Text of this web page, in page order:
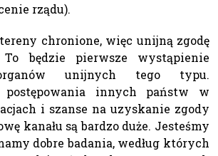
rządu).
chronione, więc unijną zgodę
będzie pierwsze wystąpienie
unijnych tego typu.
postępowania innych państw w
i szanse na uzyskanie zgody
kanału są bardzo duże. Jesteśmy
dobre badania, według których